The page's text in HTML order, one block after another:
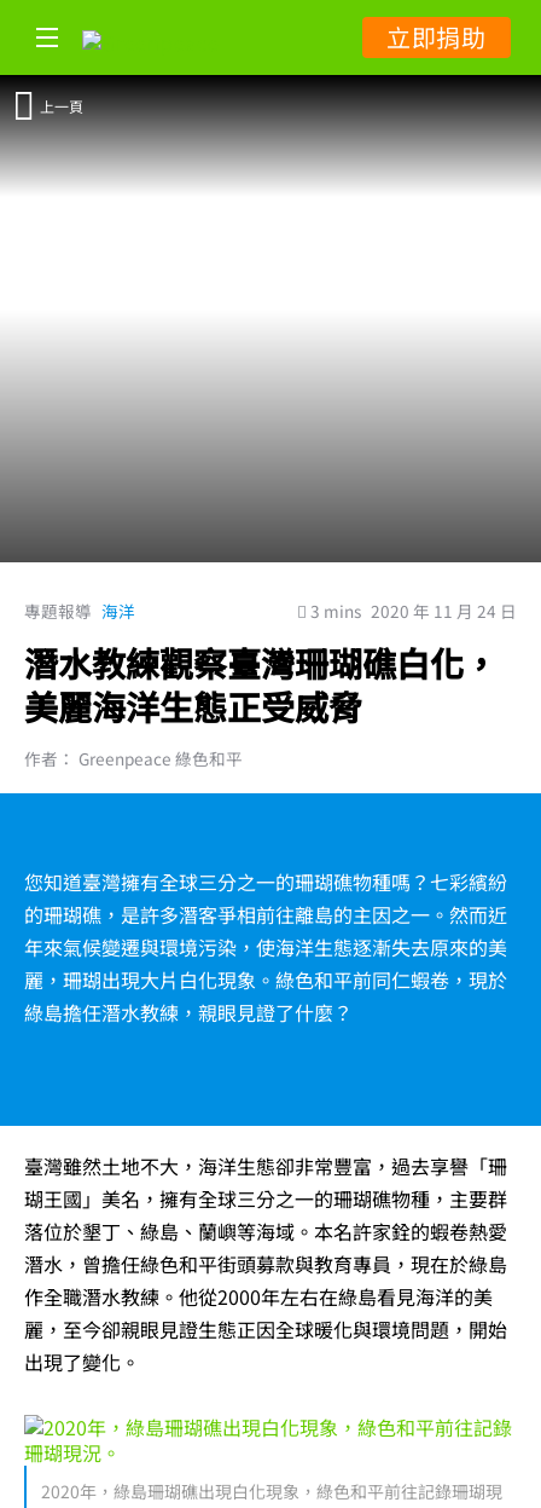
立即捐助
上一頁
專題報導 海洋 3 mins 2020 年 11 月 24 日
潛水教練觀察臺灣珊瑚礁白化，
美麗海洋生態正受威脅
作者： Greenpeace 綠色和平
您知道臺灣擁有全球三分之一的珊瑚礁物種嗎？七彩繽紛
的珊瑚礁，是許多潛客爭相前往離島的主因之一。然而近
年來氣候變遷與環境污染，使海洋生態逐漸失去原來的美
麗，珊瑚出現大片白化現象。綠色和平前同仁蝦卷，現於
綠島擔任潛水教練，親眼見證了什麼？
臺灣雖然土地不大，海洋生態卻非常豐富，過去享譽「珊
瑚王國」美名，擁有全球三分之一的珊瑚礁物種，主要群
落位於墾丁、綠島、蘭嶼等海域。本名許家銓的蝦卷熱愛
潛水，曾擔任綠色和平街頭募款與教育專員，現在於綠島
作全職潛水教練。他從2000年左右在綠島看見海洋的美
麗，至今卻親眼見證生態正因全球暖化與環境問題，開始
出現了變化。
2020年，綠島珊瑚礁出現白化現象，綠色和平前往記錄珊瑚現